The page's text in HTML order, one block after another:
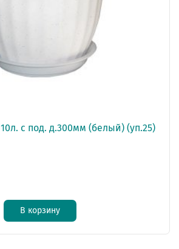
с под. д.300мм (белый) (уп.25)
В корзину